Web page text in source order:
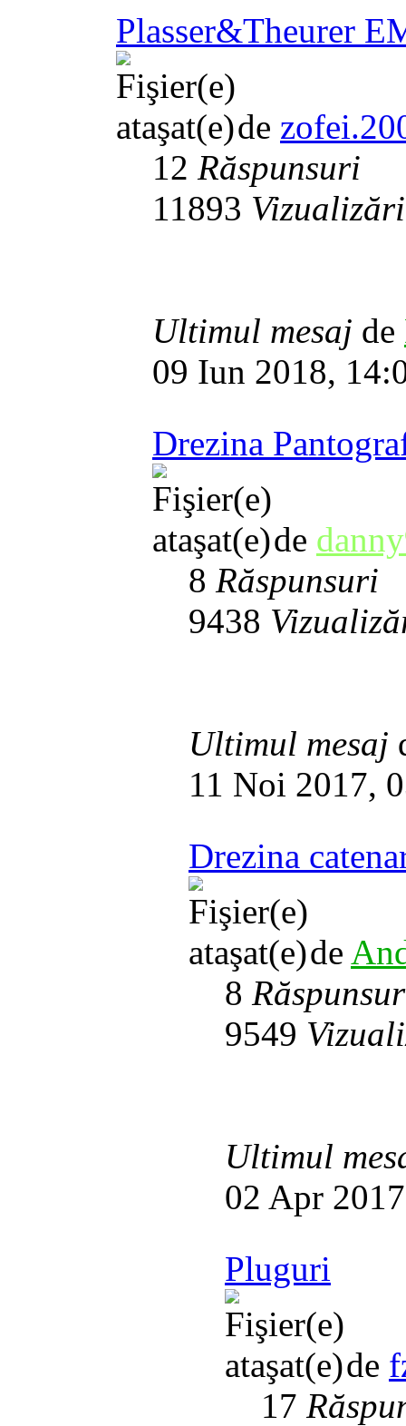
Plasser&Theurer
de
12 Răspunsuri
11893 Vizualizări
Ultimul mesaj de
09 Iun 2018,
Drezina
de
8 Răspunsuri
9438
Ultimul mesaj
11 Noi 2017,
Drezina
de
8
9549
Ultimul
02 Apr
Pluguri
de
17